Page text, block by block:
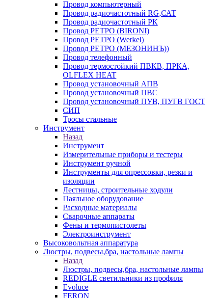
Провод компьютерный
Провод радиочастотный RG,САТ
Провод радиочастотный РК
Провод РЕТРО (BIRONI)
Провод РЕТРО (Werkel)
Провод РЕТРО (МЕЗОНИНЪ))
Провод телефонный
Провод термостойкий ПВКВ, ПРКА,
OLFLEX HEAT
Провод установочный АПВ
Провод установочный ПВС
Провод установочный ПУВ, ПУГВ ГОСТ
СИП
Тросы стальные
Инструмент
Назад
Инструмент
Измерительные приборы и тестеры
Инструмент ручной
Инструменты для опрессовки, резки и
изоляции
Лестницы, строительные ходули
Паяльное оборудование
Расходные материалы
Сварочные аппараты
Фены и термопистолеты
Электроинструмент
Высоковольтная аппаратура
Люстры, подвесы,бра, настольные лампы
Назад
Люстры, подвесы,бра, настольные лампы
REDIGLE светильники из профиля
Evoluce
FERON